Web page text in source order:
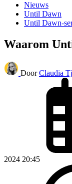
Nieuws
Until Dawn
Until Dawn-
Waarom
Door Claudia
2024 20:45